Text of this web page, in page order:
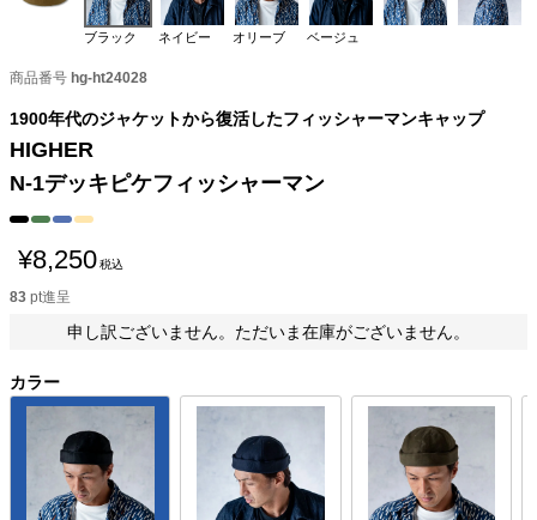
ブラック ネイビー オリーブ ベージュ
商品番号 hg-ht24028
1900年代のジャケットから復活したフィッシャーマンキャップ
HIGHER
N-1デッキピケフィッシャーマン
¥8,250税込
83 pt進呈
申し訳ございません。ただいま在庫がございません。
カラー